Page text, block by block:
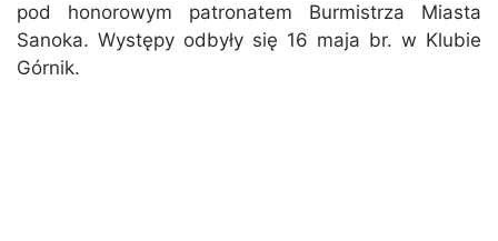
pod honorowym patronatem Burmistrza Miasta
Sanoka. Występy odbyły się 16 maja br. w Klubie
Górnik.